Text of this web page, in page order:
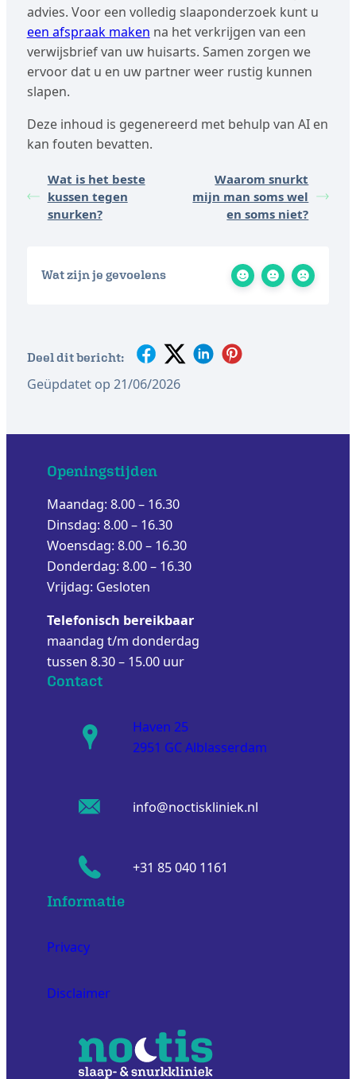
advies. Voor een volledig slaaponderzoek kunt u
een afspraak maken na het verkrijgen van een
verwijsbrief van uw huisarts. Samen zorgen we
ervoor dat u en uw partner weer rustig kunnen
slapen.
Deze inhoud is gegenereerd met behulp van AI en
kan fouten bevatten.
Wat is het beste
kussen tegen
snurken?
Waarom snurkt
mijn man soms wel
en soms niet?
Wat zijn je gevoelens
Deel dit bericht:
Geüpdatet op 21/06/2026
Openingstijden
Maandag: 8.00 – 16.30
Dinsdag: 8.00 – 16.30
Woensdag: 8.00 – 16.30
Donderdag: 8.00 – 16.30
Vrijdag: Gesloten
Telefonisch bereikbaar
maandag t/m donderdag
tussen 8.30 – 15.00 uur
Contact
Haven 25
2951 GC Alblasserdam
info@noctiskliniek.nl
+31 85 040 1161
Informatie
Privacy
Disclaimer